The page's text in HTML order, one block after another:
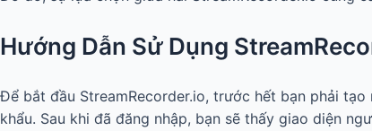
Hướng Dẫn Sử Dụng
Để bắt đầu StreamRecorder.io, trước hết bạn phải
khẩu. Sau khi đã đăng nhập, bạn sẽ thấy giao diện